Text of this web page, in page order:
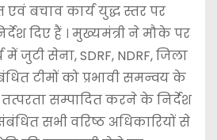
एवं बचाव कार्य युद्ध स्तर पर
दिए हैं । मुख्यमंत्री ने मौके पर
जुटी सेना, SDRF, NDRF, जिला
टीमों को प्रभावी समन्वय के
तत्परता सम्पादित करने के निर्देश
सभी वरिष्ठ अधिकारियों से